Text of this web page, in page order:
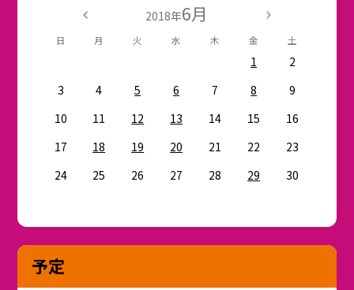
2018年6月
日 月 火 水 木 金 土
1
2
3
4 5 6 7 8
9
10
11 12 13 14 15
16
17
18 19 20 21 22
23
24
25 26 27 28 29 30
予定